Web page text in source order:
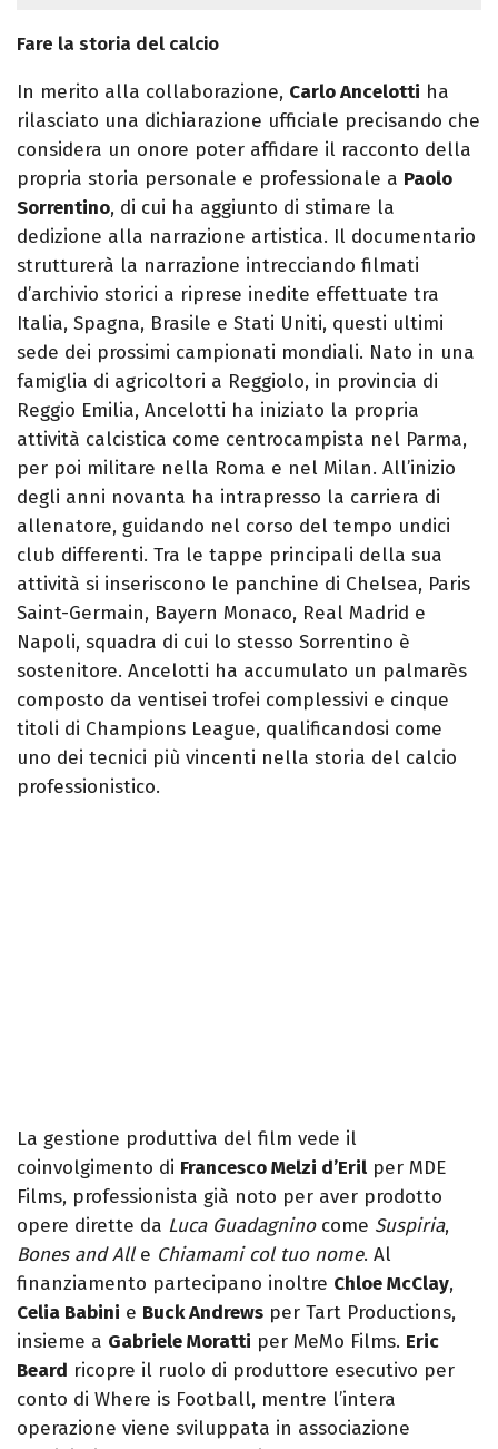
Fare la storia del calcio
In merito alla collaborazione, Carlo Ancelotti ha
rilasciato una dichiarazione ufficiale precisando che
considera un onore poter affidare il racconto della
propria storia personale e professionale a Paolo
Sorrentino, di cui ha aggiunto di stimare la
dedizione alla narrazione artistica. Il documentario
strutturerà la narrazione intrecciando filmati
d’archivio storici a riprese inedite effettuate tra
Italia, Spagna, Brasile e Stati Uniti, questi ultimi
sede dei prossimi campionati mondiali. Nato in una
famiglia di agricoltori a Reggiolo, in provincia di
Reggio Emilia, Ancelotti ha iniziato la propria
attività calcistica come centrocampista nel Parma,
per poi militare nella Roma e nel Milan. All’inizio
degli anni novanta ha intrapresso la carriera di
allenatore, guidando nel corso del tempo undici
club differenti. Tra le tappe principali della sua
attività si inseriscono le panchine di Chelsea, Paris
Saint-Germain, Bayern Monaco, Real Madrid e
Napoli, squadra di cui lo stesso Sorrentino è
sostenitore. Ancelotti ha accumulato un palmarès
composto da ventisei trofei complessivi e cinque
titoli di Champions League, qualificandosi come
uno dei tecnici più vincenti nella storia del calcio
professionistico.
La gestione produttiva del film vede il
coinvolgimento di Francesco Melzi d’Eril per MDE
Films, professionista già noto per aver prodotto
opere dirette da Luca Guadagninocome Suspiria,
Bones and Alle Chiamami col tuo nome. Al
finanziamento partecipano inoltre Chloe McClay,
Celia Babini e Buck Andrews per Tart Productions,
insieme a Gabriele Moratti per MeMo Films. Eric
Beard ricopre il ruolo di produttore esecutivo per
conto di Where is Football, mentre l’intera
operazione viene sviluppata in associazione